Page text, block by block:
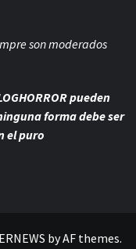
son moderados
pueden
forma debe ser
el puro
by AF themes.